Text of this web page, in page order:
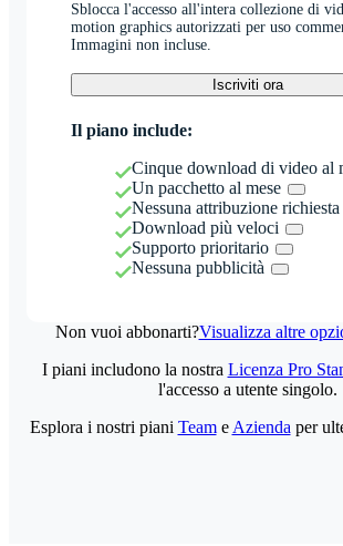
Sblocca l'accesso all'intera collezione di
motion graphics autorizzati per uso
Immagini non incluse.
Iscriviti ora
Il piano include:
Cinque download di video al
Un pacchetto al mese
Nessuna attribuzione richiesta
Download più veloci
Supporto prioritario
Nessuna pubblicità
Non vuoi abbonarti?Visualizza altre
I piani includono la nostra Licenza Pro
l'accesso a utente singolo.
Esplora i nostri piani Teame Azienda per